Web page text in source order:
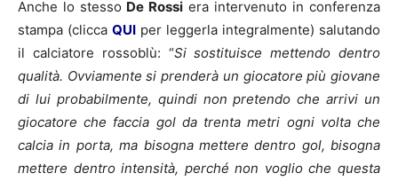
Anche lo stesso De Rossi era intervenuto in conferenza
stampa (clicca QUI per leggerla integralmente) salutando
il calciatore rossoblù: “Si sostituisce mettendo dentro
qualità. Ovviamente si prenderà un giocatore più giovane
di lui probabilmente, quindi non pretendo che arrivi un
giocatore che faccia gol da trenta metri ogni volta che
calcia in porta, ma bisogna mettere dentro gol, bisogna
mettere dentro intensità, perché non voglio che questa